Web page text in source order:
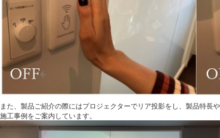
また、製品ご紹介の際にはプロジェクターでリア投影をし、製品特長や
施工事例をご案内しています。